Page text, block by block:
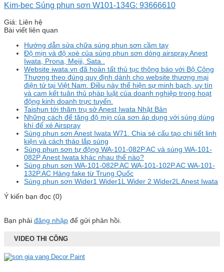
Kim-bec Súng phun sơn W101-134G: 93666610
Giá: Liên hệ
Bài viết liên quan
Hướng dẫn sửa chữa súng phun sơn cầm tay
Độ mịn và độ xoè của súng phun sơn dòng airspray Anest
Iwata, Prona, Meiji, Sata..
Website iwata.vn đã hoàn tất thủ tục thông báo với Bộ Công
Thương theo đúng quy định dành cho website thương mại
điện tử tại Việt Nam. Điều này thể hiện sự minh bạch, uy tín
và cam kết tuân thủ pháp luật của doanh nghiệp trong hoạt
động kinh doanh trực tuyến.
Taishun tới thăm trụ sở Anest Iwata Nhật Bản
Những cách để tăng độ mịn của sơn áp dụng với súng dùng
khí để xé Airspray
Súng phun sơn Anest Iwata W71. Chia sẻ cấu tạo chi tiết linh
kiện và cách tháo lắp súng
Súng phun sơn tự động WA-101-082P.AC và súng WA-101-
082P Anest Iwata khác nhau thế nào?
Súng phun sơn WA-101-082P.AC WA-101-102P.AC WA-101-
132P.AC Hàng fake từ Trung Quốc
Súng phun sơn Wider1 Wider1L Wider 2 Wider2L Anest Iwata
Ý kiến bạn đọc (0)
Bạn phải đăng nhập để gửi phản hồi.
VIDEO THI CÔNG